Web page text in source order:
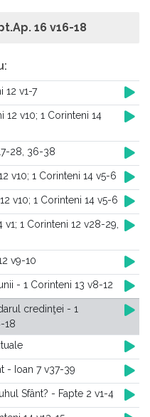
16 v16-18
12 v1-7
v10; 1 Corinteni 14
28, 36-38
v10; 1 Corinteni 14 v5-6
v10; 1 Corinteni 14 v5-6
1 Corinteni 12 v28-29,
v9-10
- 1 Corinteni 13 v8-12
credinţei - 1
18
- Ioan 7 v37-39
Sfânt? - Fapte 2 v1-4